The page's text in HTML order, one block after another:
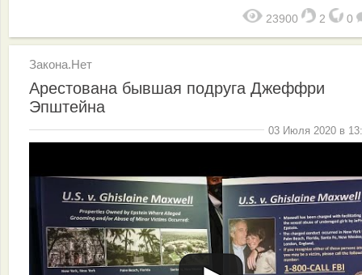
23900 2 0
Закона.Нет
Арестована бывшая подруга Джеффри
Эпштейна
03 Июля 2020 в